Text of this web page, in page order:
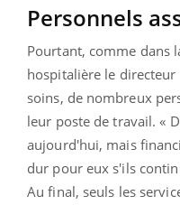
Personnels
Pourtant, comme dans
hospitalière le
soins, de nombreux
leur poste de travail. «
aujourd'hui, mais
dur pour eux s'ils
Au final, seuls les